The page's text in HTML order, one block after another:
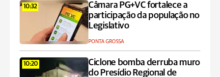
10:32
Câmara PG+VC fortalece a
participação da população no
Legislativo
PONTA GROSSA
10:20
Ciclone bomba derruba muro
do Presídio Regional de